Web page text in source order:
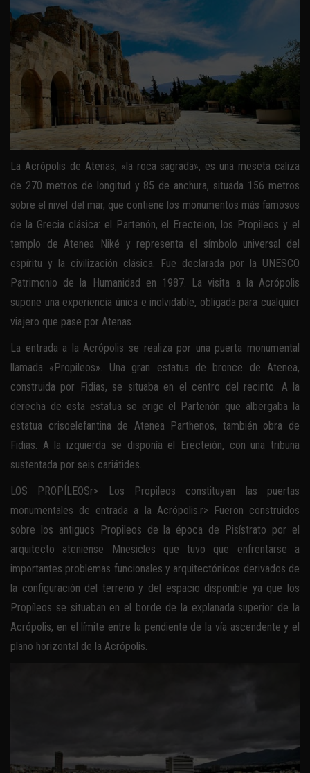
La Acrópolis de Atenas, «la roca sagrada», es una meseta caliza
de 270 metros de longitud y 85 de anchura, situada 156 metros
sobre el nivel del mar, que contiene los monumentos más famosos
de la Grecia clásica: el Partenón, el Erecteion, los Propileos y el
templo de Atenea Niké y representa el símbolo universal del
espíritu y la civilización clásica. Fue declarada por la UNESCO
Patrimonio de la Humanidad en 1987. La visita a la Acrópolis
supone una experiencia única e inolvidable, obligada para cualquier
viajero que pase por Atenas.
La entrada a la Acrópolis se realiza por una puerta monumental
llamada «Propileos». Una gran estatua de bronce de Atenea,
construida por Fidias, se situaba en el centro del recinto. A la
derecha de esta estatua se erige el Partenón que albergaba la
estatua crisoelefantina de Atenea Parthenos, también obra de
Fidias. A la izquierda se disponía el Erecteión, con una tribuna
sustentada por seis cariátides.
LOS PROPÍLEOSr> Los Propileos constituyen las puertas
monumentales de entrada a la Acrópolis.r> Fueron construidos
sobre los antiguos Propileos de la época de Pisístrato por el
arquitecto ateniense Mnesicles que tuvo que enfrentarse a
importantes problemas funcionales y arquitectónicos derivados de
la configuración del terreno y del espacio disponible ya que los
Propíleos se situaban en el borde de la explanada superior de la
Acrópolis, en el límite entre la pendiente de la vía ascendente y el
plano horizontal de la Acrópolis.